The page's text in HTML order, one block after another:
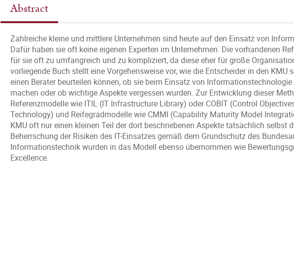
Abstract
Zahlreiche kleine und mittlere Unternehmen sind heute auf den Einsatz von
Dafür haben sie oft keine eigenen Experten im Unternehmen. Die vorhandenen
für sie oft zu umfangreich und zu kompliziert, da diese eher für große
vorliegende Buch stellt eine Vorgehensweise vor, wie die Entscheider in den
einen Berater beurteilen können, ob sie beim Einsatz von
machen oder ob wichtige Aspekte vergessen wurden. Zur Entwicklung dieser
Referenzmodelle wie ITIL (IT Infrastructure Library) oder COBIT (Control
Technology) und Reifegradmodelle wie CMMI (Capability Maturity Model
KMU oft nur einen kleinen Teil der dort beschriebenen Aspekte tatsächlich selbst
Beherrschung der Risiken des IT-Einsatzes gemäß dem Grundschutz des
Informationstechnik wurden in das Modell ebenso übernommen wie
Excellence.